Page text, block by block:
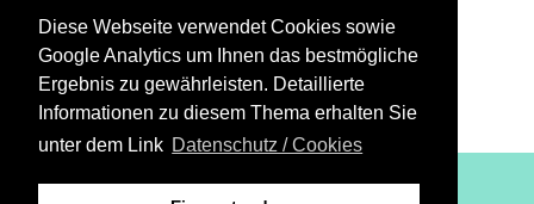
Diese Webseite verwendet Cookies sowie
Google Analytics um Ihnen das bestmögliche
Ergebnis zu gewährleisten. Detaillierte
Informationen zu diesem Thema erhalten Sie
unter dem Link Datenschutz / Cookies
XiBIT Infoguide 2021